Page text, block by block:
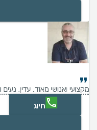
מקצועי ואנושי מאוד, עדין,
חיוג